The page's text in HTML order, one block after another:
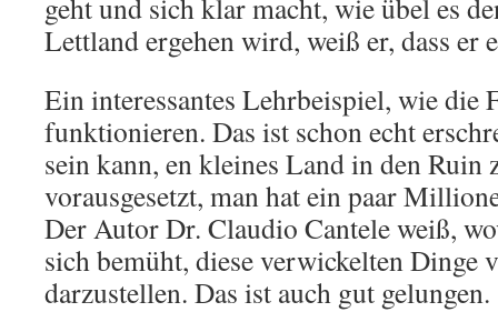
geht und sich klar macht, wie übel es
Lettland ergehen wird, weiß er, dass er
Ein interessantes Lehrbeispiel, wie die
funktionieren. Das ist schon echt
sein kann, en kleines Land in den Ruin
vorausgesetzt, man hat ein paar
Der Autor Dr. Claudio Cantele weiß,
sich bemüht, diese verwickelten Dinge
darzustellen. Das ist auch gut gelungen.